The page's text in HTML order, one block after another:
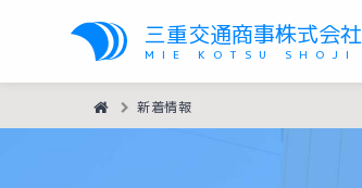
HOME新着情報
三重交通商事株式会社
MIE KOTSU SHOJI